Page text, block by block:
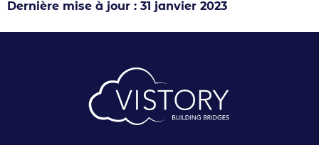
Dernière mise à jour : 31 janvier 2023